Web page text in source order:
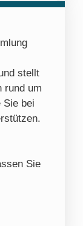
stellt
rund um
Sie bei
Sie